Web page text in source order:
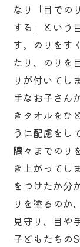
なり「目での
する」という
す。のりをす
たり、のりを
りが付いてし
手なお子さん
きタオルをひ
うに配慮をし
隅々までのり
き上がってし
をつけたか分
りを塗るのか
見守り、目や
子どもたちの